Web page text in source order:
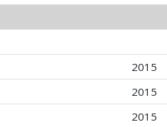
2015
2015
2015